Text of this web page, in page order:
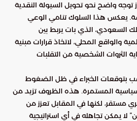
واضح نحو تحويل السيولة النقدية
يعكس هذا السلوك تنامي الوعي
السعودي، الذي بات يربط بين
والواقع المحلي، لاتخاذ قرارات مبنية
الثروات الشخصية من التقلبات
بتوقعات الخبراء في ظل الضغوط
المستمرة. هذه الظروف تزيد من
مستقر، لكنها في المقابل تعزز من
لا يمكن تجاهله في أي استراتيجية